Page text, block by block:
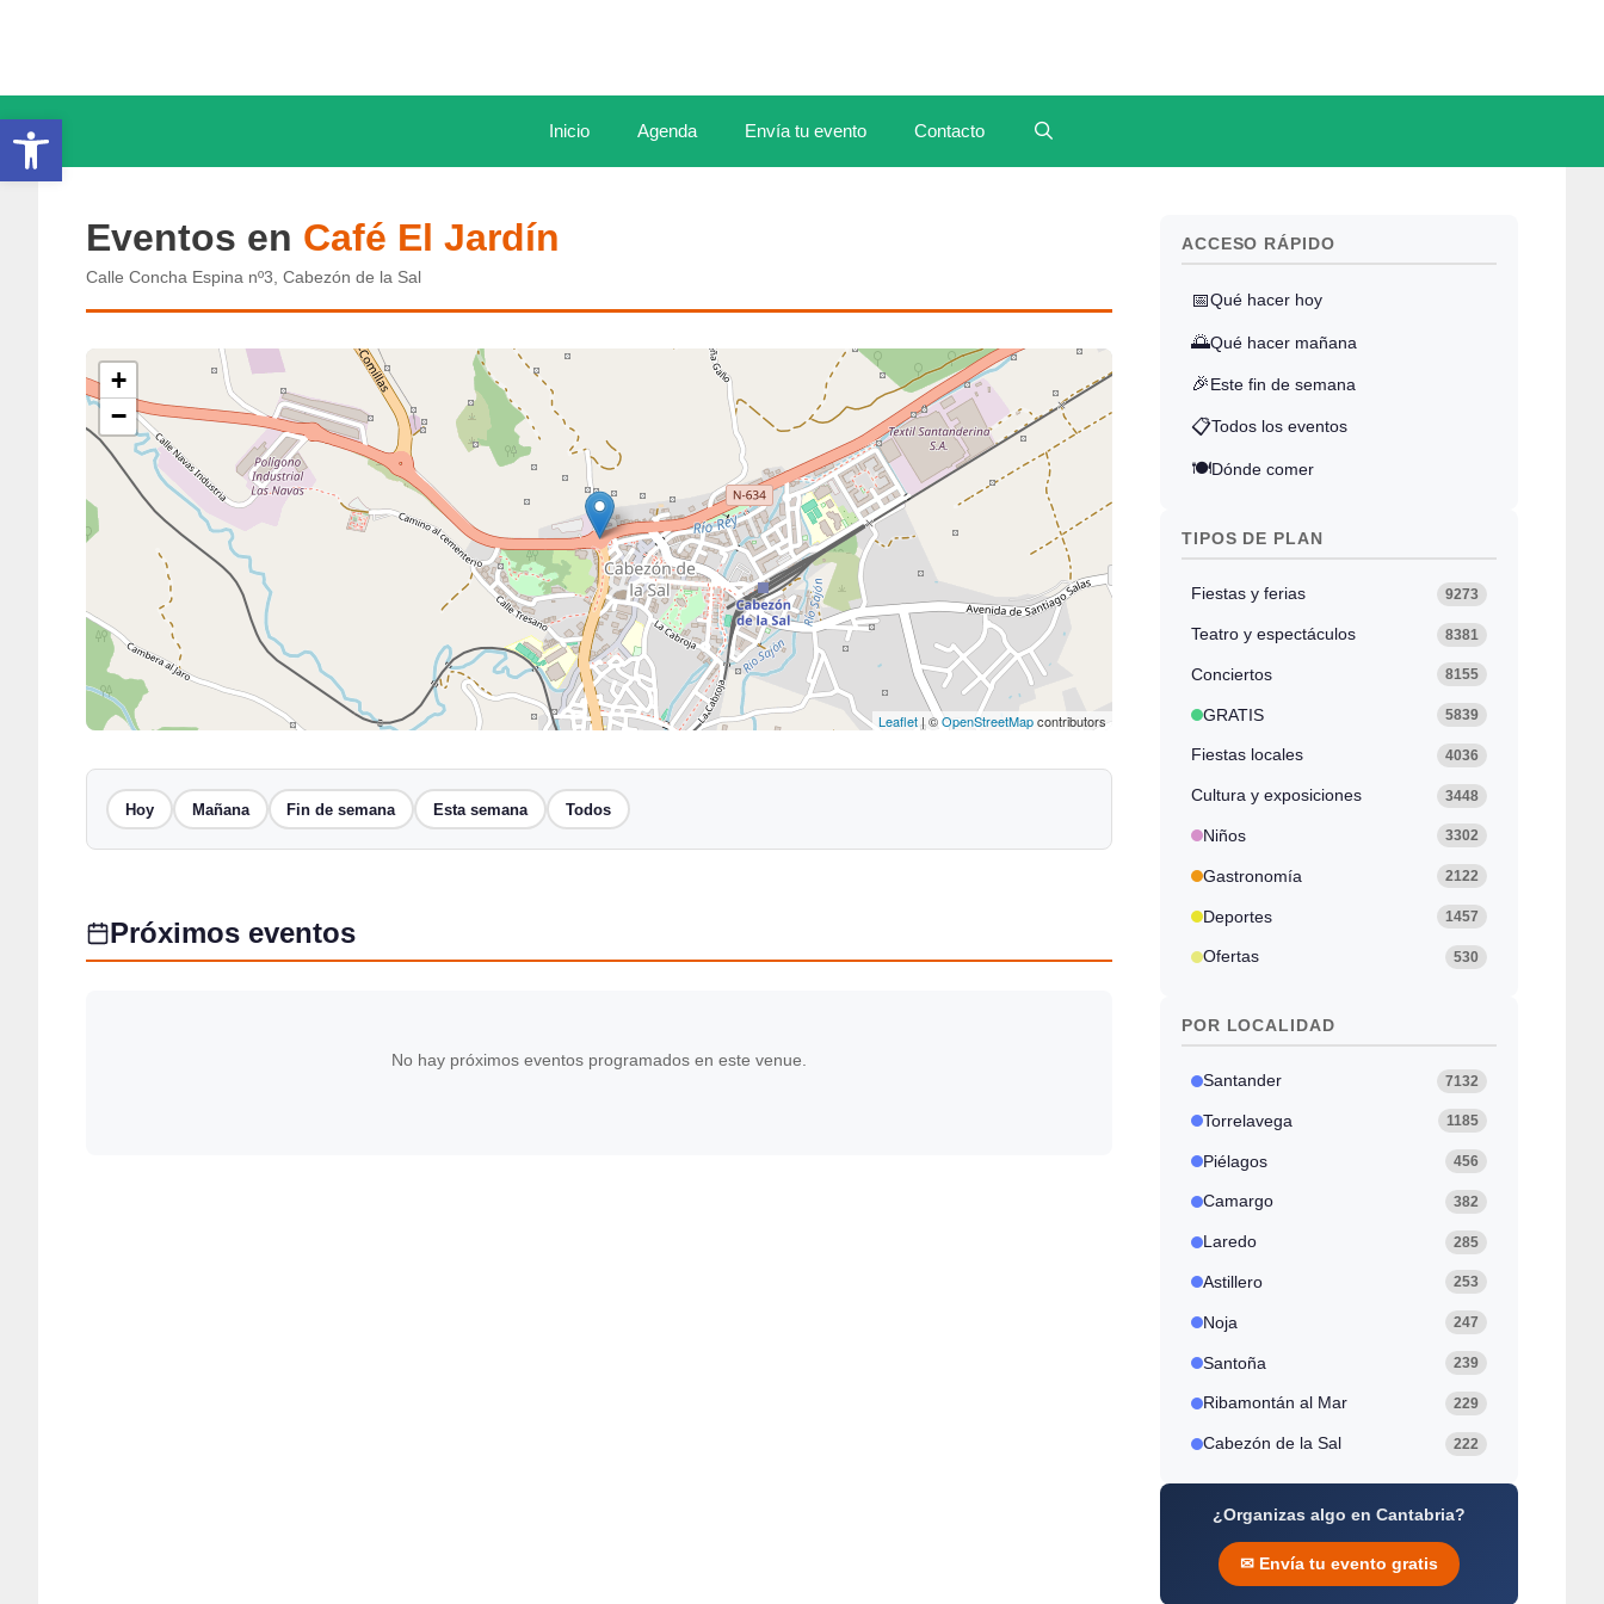
Abrir barra de herramientas Inicio Agenda Envía tu evento Contacto
Eventos en Café El Jardín
Calle Concha Espina nº3, Cabezón de la Sal
+
−
Leaflet| ©OpenStreetMapcontributors
Hoy Mañana Fin de semana Esta semana Todos
Próximos eventos
No hay próximos eventos programados en este venue.
ACCESO RÁPIDO
📅Qué hacer hoy
🌅Qué hacer mañana
🎉Este fin de semana
📋Todos los eventos
🍽️Dónde comer
TIPOS DE PLAN
Fiestas y ferias 9273
Teatro y espectáculos 8381
Conciertos 8155
GRATIS 5839
Fiestas locales 4036
Cultura y exposiciones 3448
Niños 3302
Gastronomía 2122
Deportes 1457
Ofertas 530
POR LOCALIDAD
Santander 7132
Torrelavega 1185
Piélagos 456
Camargo 382
Laredo 285
Astillero 253
Noja 247
Santoña 239
Ribamontán al Mar 229
Cabezón de la Sal 222
¿Organizas algo en Cantabria?
✉ Envía tu evento gratis